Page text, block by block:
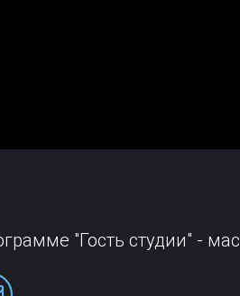
"Гость студии" -